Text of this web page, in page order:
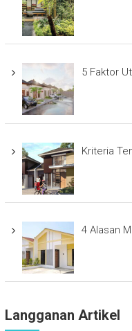
5 Faktor
Kriteria
4 Alasan
Langganan Artikel